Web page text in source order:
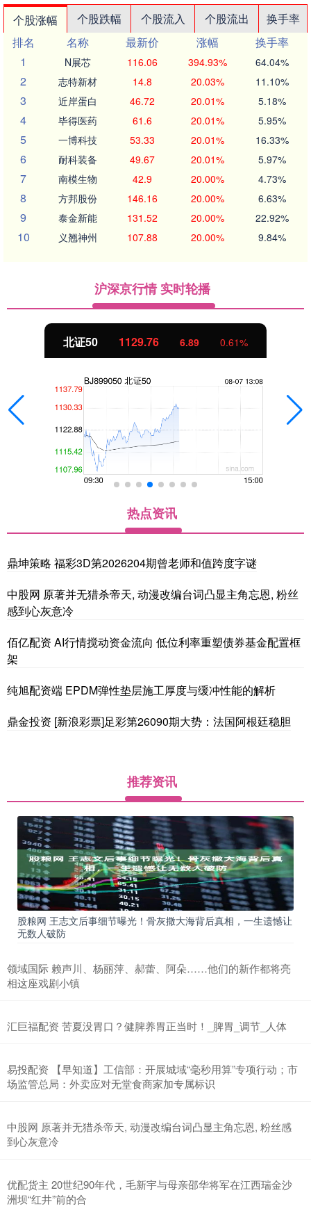
个股涨幅 个股跌幅 个股流入 个股流出
换手率
排名
名称 最新价 涨幅
换手率
1
N展芯 116.06 394.93% 64.04%
2 志特新材 14.8 20.03% 11.10%
3 近岸蛋白 46.72 20.01% 5.18%
4 毕得医药 61.6 20.01% 5.95%
5 一博科技 53.33 20.01% 16.33%
6 耐科装备 49.67 20.01% 5.97%
7 南模生物 42.9 20.00% 4.73%
8 方邦股份 146.16 20.00% 6.63%
9 泰金新能 131.52 20.00% 22.92%
10 义翘神州 107.88 20.00% 9.84%
沪深京行情 实时轮播
北证50 1129.79 6.92 0.62%
热点资讯
鼎坤策略 福彩3D第2026204期曾老师和值跨度字谜
中股网 原著并无猎杀帝天, 动漫改编台词凸显主角忘恩, 粉丝
感到心灰意冷
佰亿配资 AI行情搅动资金流向 低位利率重塑债券基金配置框
架
纯旭配资端 EPDM弹性垫层施工厚度与缓冲性能的解析
鼎金投资 [新浪彩票]足彩第26090期大势：法国阿根廷稳胆
推荐资讯
股粮网 王志文后事细节曝光！骨灰撒大海背后真相，一生遗憾让
无数人破防
领域国际 赖声川、杨丽萍、郝蕾、阿朵……他们的新作都将亮
相这座戏剧小镇
汇巨福配资 苦夏没胃口？健脾养胃正当时！_脾胃_调节_人体
易投配资 【早知道】工信部：开展城域“毫秒用算”专项行动；市
场监管总局：外卖应对无堂食商家加专属标识
中股网 原著并无猎杀帝天, 动漫改编台词凸显主角忘恩, 粉丝感
到心灰意冷
优配货主 20世纪90年代，毛新宇与母亲邵华将军在江西瑞金沙
洲坝“红井”前的合